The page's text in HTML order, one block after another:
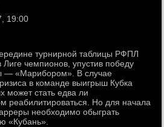
19:00
турнирной таблицы РФПЛ
Лиге чемпионов, упустив победу
— «Марибором». В случае
в команде выигрыш Кубка
может стать едва ли
реабилитироваться. Но для начала
необходимо обыграть
«Кубань».